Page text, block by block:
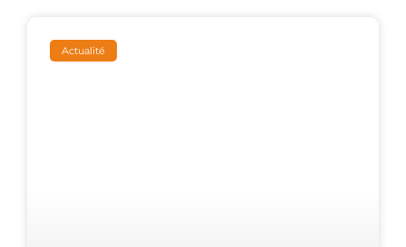
Actualité